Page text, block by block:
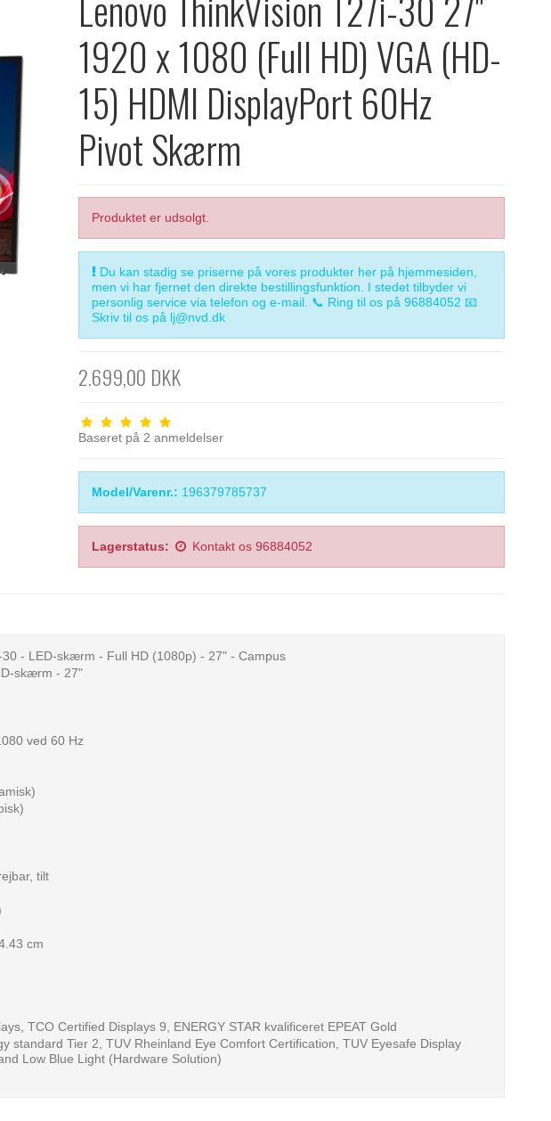
1920 x 1080 (Full HD) VGA (HD-
15) HDMI DisplayPort 60Hz
Pivot Skærm
Produktet er udsolgt.
Du kan stadig se priserne på vores produkter her på hjemmesiden,
men vi har fjernet den direkte bestillingsfunktion. I stedet tilbyder vi
personlig service via telefon og e-mail. 📞 Ring til os på 96884052 📧
Skriv til os på lj@nvd.dk
2.699,00 DKK
Baseret på 2 anmeldelser
Model/Varenr.: 196379785737
Lagerstatus: Kontakt os 96884052
- LED-skærm - Full HD (1080p) - 27" - Campus
skærm - 27"
ved 60 Hz
tilt
cm
TCO Certified Displays 9, ENERGY STAR kvalificeret EPEAT Gold
standard Tier 2, TUV Rheinland Eye Comfort Certification, TUV Eyesafe Display
Low Blue Light (Hardware Solution)